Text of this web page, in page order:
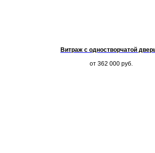
Витраж с одностворчатой
от 362 000 руб.